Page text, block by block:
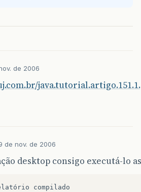
de 2006
de nov. de 2006
desktop consigo executá-lo
compilado